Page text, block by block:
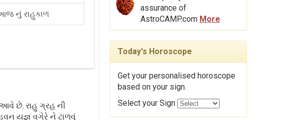
નું રાહુકાળ
છે. રાહુ ગ્રહ ની
યજ્ઞ વગેરે ને ટાળવું
assurance of
AstroCAMP.com More
Today's Horoscope
Get your personalised horoscope
based on your sign.
Select your Sign